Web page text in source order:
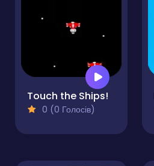
Touch the Ships!
0 (0 Голосів)